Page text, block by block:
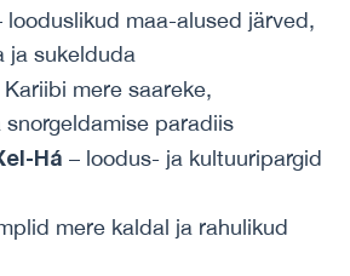
looduslikud maa-alused järved,
ja sukelduda
Kariibi mere saareke,
paradiis
Há – loodus- ja kultuuripargid
mere kaldal ja rahulikud